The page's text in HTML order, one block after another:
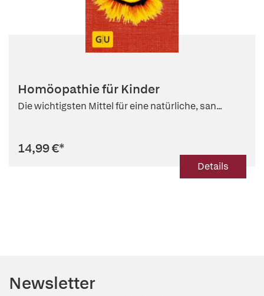
Homöopathie für Kinder
Die wichtigsten Mittel für eine natürliche, san...
14,99 €*
Details
Newsletter